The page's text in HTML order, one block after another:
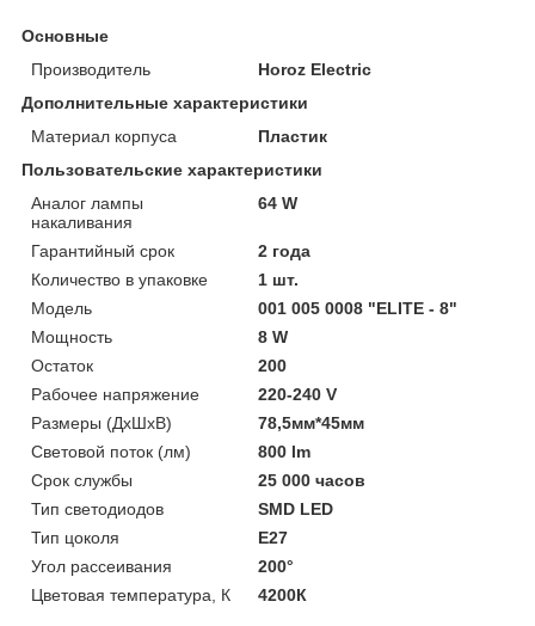
Основные
Производитель
Horoz Electric
Дополнительные характеристики
Материал корпуса
Пластик
Пользовательские характеристики
Аналог лампы
накаливания
64 W
Гарантийный срок
2 года
Количество в упаковке
1 шт.
Модель
001 005 0008 "ELITE - 8"
Мощность
8 W
Остаток
200
Рабочее напряжение
220-240 V
Размеры (ДхШхВ)
78,5мм*45мм
Световой поток (лм)
800 lm
Срок службы
25 000 часов
Тип светодиодов
SMD LED
Тип цоколя
E27
Угол рассеивания
200°
Цветовая температура, К
4200К